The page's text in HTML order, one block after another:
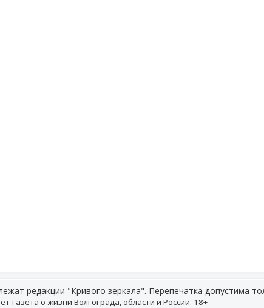
редакции "Кривого зеркала". Перепечатка допустима
газета о жизни Волгограда, области и России. 18+